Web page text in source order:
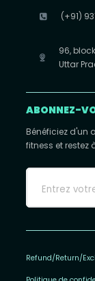
(+91)
96,
Uttar
ABONNEZ-
Bénéficiez d'un
fitness et restez
Refund/Return/